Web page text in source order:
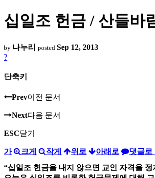
십일조 헌금 / 산들바
by 나누리 posted Sep 12, 2013
?
단축키
Prev이전 문서
Next다음 문서
ESC닫기
가 크게 작게 위로 아래로 댓글로
“십일조 헌금을 내지 않으면 교인 자격을